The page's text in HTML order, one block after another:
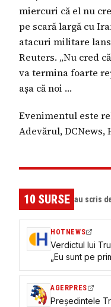
miercuri că el nu
pe scară largă cu
atacuri militare
Reuters. „Nu cred
va termina foarte
așa că noi …
Evenimentul este
Adevărul, DCNews,
10SURSE au scris
HOTNEWS
Verdictul lui
„Eu sunt pe
AGERPRES
Președintele